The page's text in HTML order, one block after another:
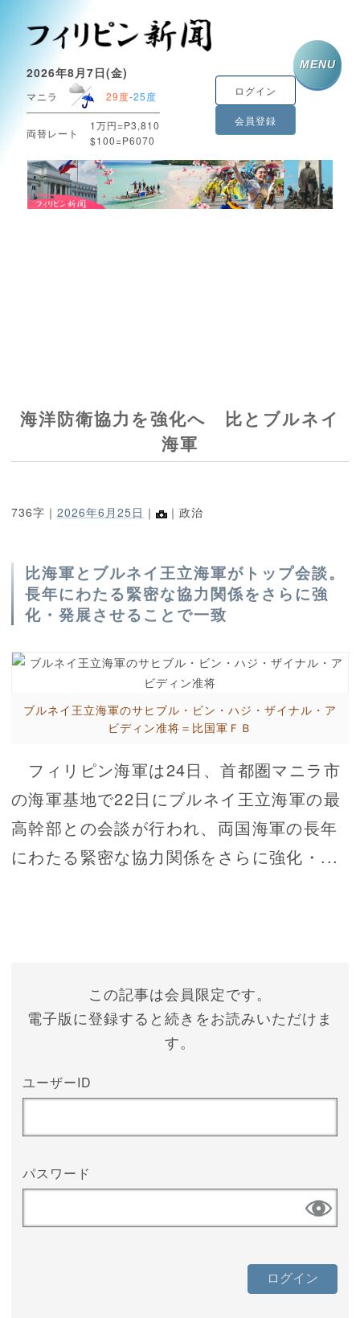
2026年8月7日(金)
マニラ 29度-25度
両替レート
1万円=P3,810
$100=P6070
ログイン
会員登録
MENU
海洋防衛協力を強化へ 比とブルネイ
海軍
736字｜ 2026年6月25日 ｜ ｜政治
比海軍とブルネイ王立海軍がトップ会談。
長年にわたる緊密な協力関係をさらに強
化・発展させることで一致
ブルネイ王立海軍のサヒブル・ビン・ハジ・ザイナル・ア
ビディン准将＝比国軍ＦＢ
フィリピン海軍は24日、首都圏マニラ市
の海軍基地で22日にブルネイ王立海軍の最
高幹部との会談が行われ、両国海軍の長年
にわたる緊密な協力関係をさらに強化・...
この記事は会員限定です。
電子版に登録すると続きをお読みいただけま
す。
ユーザーID
パスワード